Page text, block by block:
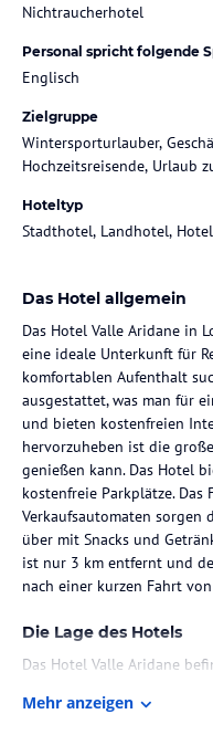
Nichtraucherhotel
Personal spricht folgende
Englisch
Zielgruppe
Wintersporturlauber,
Hochzeitsreisende, Urlaub
Hoteltyp
Stadthotel, Landhotel, Hotel
Das Hotel allgemein
Das Hotel Valle Aridane in
eine ideale Unterkunft für
komfortablen Aufenthalt
ausgestattet, was man für
und bieten kostenfreien
hervorzuheben ist die
genießen kann. Das Hotel
kostenfreie Parkplätze.
Verkaufsautomaten sorgen
über mit Snacks und
ist nur 3 km entfernt und
nach einer kurzen Fahrt
Die Lage des Hotels
Das Hotel Valle Aridane
einen einfachen Zugang zu
Mehr anzeigen